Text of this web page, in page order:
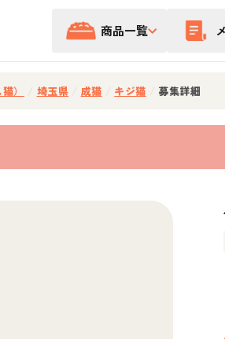
商品一覧
） 埼玉県 成猫 キジ猫 募集詳細